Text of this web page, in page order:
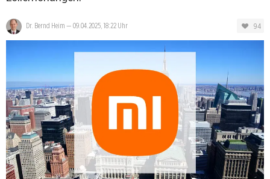
Dr. Bernd Heim — 09.04.2025, 18:22 Uhr 94